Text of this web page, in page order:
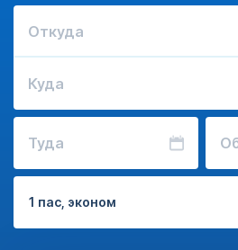
Откуда
Куда
Туда
1 пас, эконом